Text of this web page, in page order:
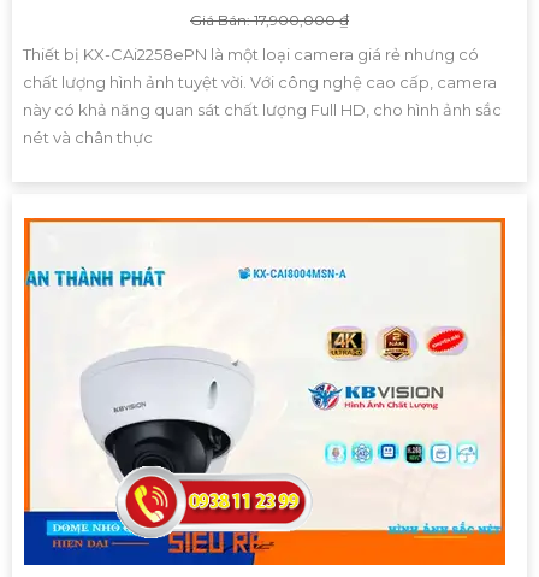
Giá Bán: 17,900,000 ₫
Thiết bị KX-CAi2258ePN là một loại camera giá rẻ nhưng có
chất lượng hình ảnh tuyệt vời. Với công nghệ cao cấp, camera
này có khả năng quan sát chất lượng Full HD, cho hình ảnh sắc
nét và chân thực